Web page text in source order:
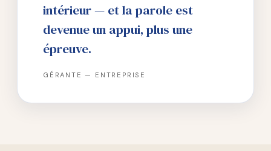
intérieur — et la parole est
devenue un appui, plus une
épreuve.
GÉRANTE — ENTREPRISE